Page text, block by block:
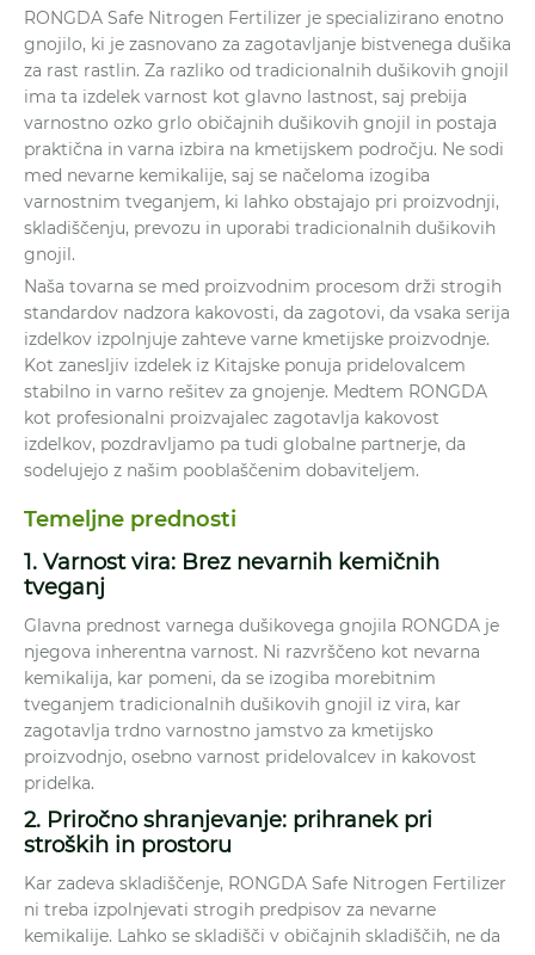
RONGDA Safe Nitrogen Fertilizer je specializirano enotno
gnojilo, ki je zasnovano za zagotavljanje bistvenega dušika
za rast rastlin. Za razliko od tradicionalnih dušikovih gnojil
ima ta izdelek varnost kot glavno lastnost, saj prebija
varnostno ozko grlo običajnih dušikovih gnojil in postaja
praktična in varna izbira na kmetijskem področju. Ne sodi
med nevarne kemikalije, saj se načeloma izogiba
varnostnim tveganjem, ki lahko obstajajo pri proizvodnji,
skladiščenju, prevozu in uporabi tradicionalnih dušikovih
gnojil.
Naša tovarna se med proizvodnim procesom drži strogih
standardov nadzora kakovosti, da zagotovi, da vsaka serija
izdelkov izpolnjuje zahteve varne kmetijske proizvodnje.
Kot zanesljiv izdelek iz Kitajske ponuja pridelovalcem
stabilno in varno rešitev za gnojenje. Medtem RONGDA
kot profesionalni proizvajalec zagotavlja kakovost
izdelkov, pozdravljamo pa tudi globalne partnerje, da
sodelujejo z našim pooblaščenim dobaviteljem.
Temeljne prednosti
1. Varnost vira: Brez nevarnih kemičnih
tveganj
Glavna prednost varnega dušikovega gnojila RONGDA je
njegova inherentna varnost. Ni razvrščeno kot nevarna
kemikalija, kar pomeni, da se izogiba morebitnim
tveganjem tradicionalnih dušikovih gnojil iz vira, kar
zagotavlja trdno varnostno jamstvo za kmetijsko
proizvodnjo, osebno varnost pridelovalcev in kakovost
pridelka.
2. Priročno shranjevanje: prihranek pri
stroških in prostoru
Kar zadeva skladiščenje, RONGDA Safe Nitrogen Fertilizer
ni treba izpolnjevati strogih predpisov za nevarne
kemikalije. Lahko se skladišči v običajnih skladiščih, ne da